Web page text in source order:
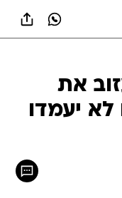
את
יעמדו